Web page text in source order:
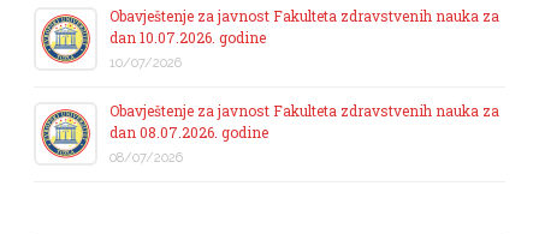
Obavještenje za javnost Fakulteta zdravstvenih nauka za
dan 10.07.2026. godine
10/07/2026
Obavještenje za javnost Fakulteta zdravstvenih nauka za
dan 08.07.2026. godine
08/07/2026